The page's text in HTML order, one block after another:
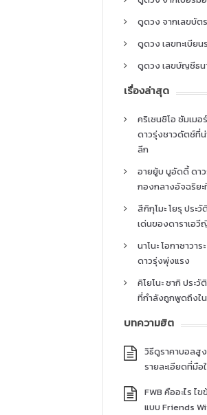
ดูดวง จากเลขบัต
ดูดวง เลขทะเบียน
ดูดวง เลขบัญชีธน
เรื่องล่าสุด
คริเซนซิโอ ซัมเม
ดาวรุ่งชาวดัตช์ที่
ลีก
อายยู้บ บูอัดดี้ ดา
กองกลางอัจฉริย
สึกิกุโมะ โยรุ ประ
เด่นของดาราเอ
นาโนะ โอกาซาวา
ดาวรุ่งพุ่งแรง
คิโยโนะ ซากิ ประ
ที่กำลังถูกพูดถึงใ
บทความฮิต
วิธีดูราคาบอลสู
รายละเอียดที่มื
FWB คืออะไร
แบบ Friends